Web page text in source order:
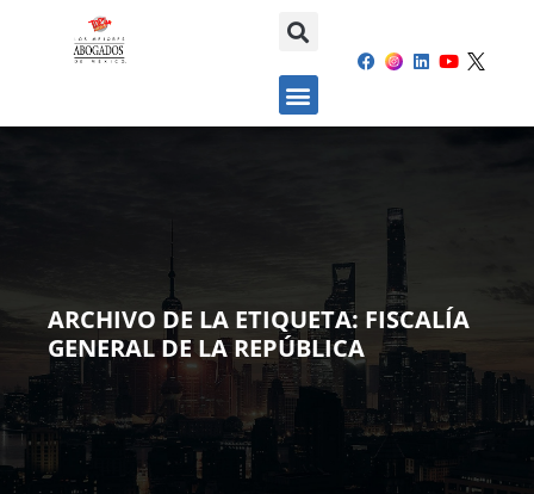
ARCHIVO DE LA ETIQUETA: FISCALÍA
GENERAL DE LA REPÚBLICA